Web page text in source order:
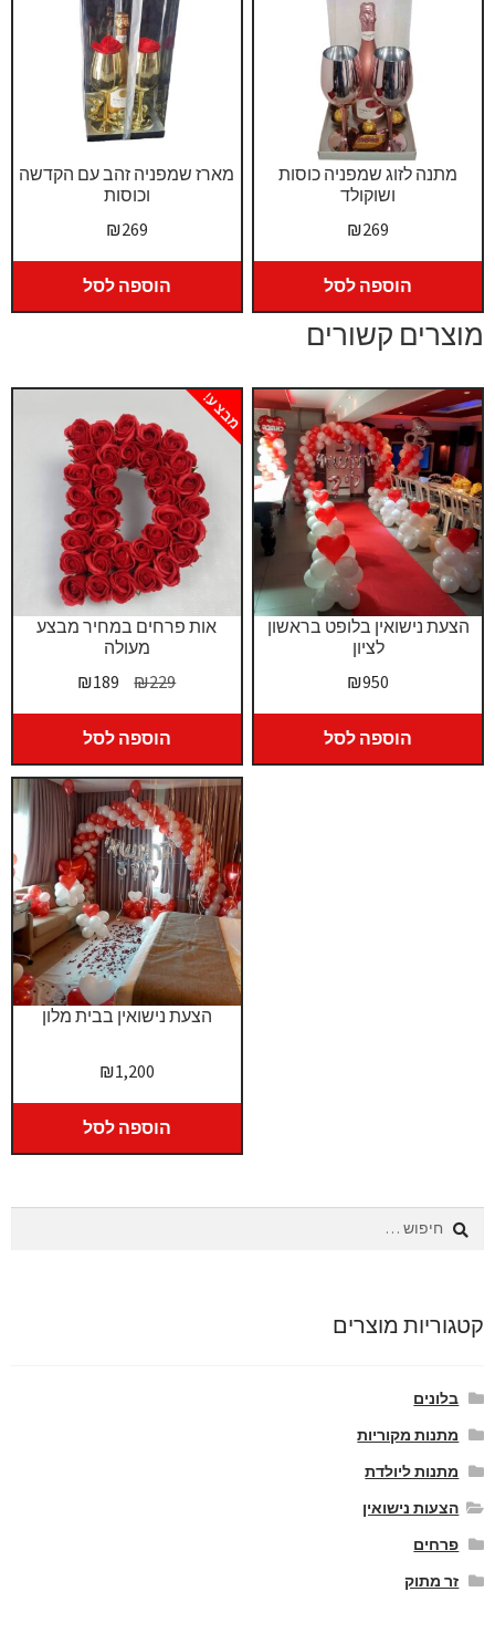
מארז שמפניה זהב עם הקדשה
וכוסות
₪269
הוספה לסל
מתנה לזוג שמפניה כוסות
ושוקולד
₪269
הוספה לסל
מוצרים קשורים
אות פרחים במחיר מבצע
מעולה
מבצע!
₪229
המחיר
היה:
₪229.
₪189
המחיר
₪189.
הוספה לסל
הצעת נישואין בלופט בראשון
לציון
₪950
הוספה לסל
הצעת נישואין בבית מלון
₪1,200
הוספה לסל
חיפוש:
קטגוריות מוצרים
בלונים
מתנות מקוריות
מתנות ליולדת
הצעות נישואין
פרחים
זר מתוק